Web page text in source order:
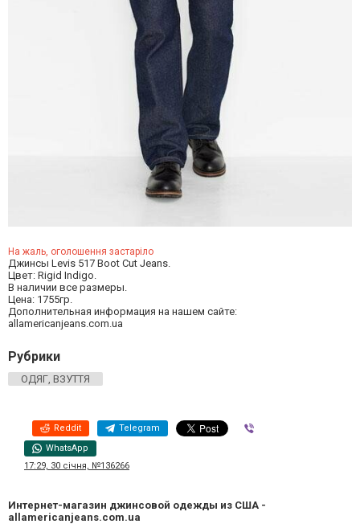
На жаль, оголошення застаріло
Джинсы Levis 517 Boot Cut Jeans.
Цвет: Rigid Indigo.
В наличии все размеры.
Цена: 1755гр.
Дополнительная информация на нашем сайте:
allamericanjeans.com.ua
Рубрики
ОДЯГ, ВЗУТТЯ
Reddit Telegram
WhatsApp
17:29, 30 січня, №136266
Интернет-магазин джинсовой одежды из США -
allamericanjeans.com.ua